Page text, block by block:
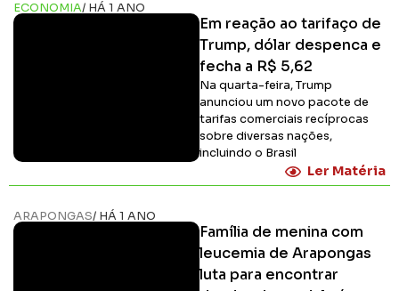
ECONOMIA/ HÁ 1 ANO
Em reação ao tarifaço de
Trump, dólar despenca e
fecha a R$ 5,62
Na quarta-feira, Trump
anunciou um novo pacote de
tarifas comerciais recíprocas
sobre diversas nações,
incluindo o Brasil
Ler Matéria
ARAPONGAS/ HÁ 1 ANO
Família de menina com
leucemia de Arapongas
luta para encontrar